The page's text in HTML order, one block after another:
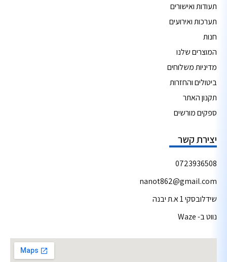
תעודות ואישורים
תערכות ואירועים
חנות
המוצרים שלנו
מדיניות משלוחים
ביטולים והחזרות
תקנון האתר
ספקים מורשים
יצירת קשר
0723936508
nanot862@gmail.com
שידלובסקי 1 א.ת יבנה
נווט ב- Waze